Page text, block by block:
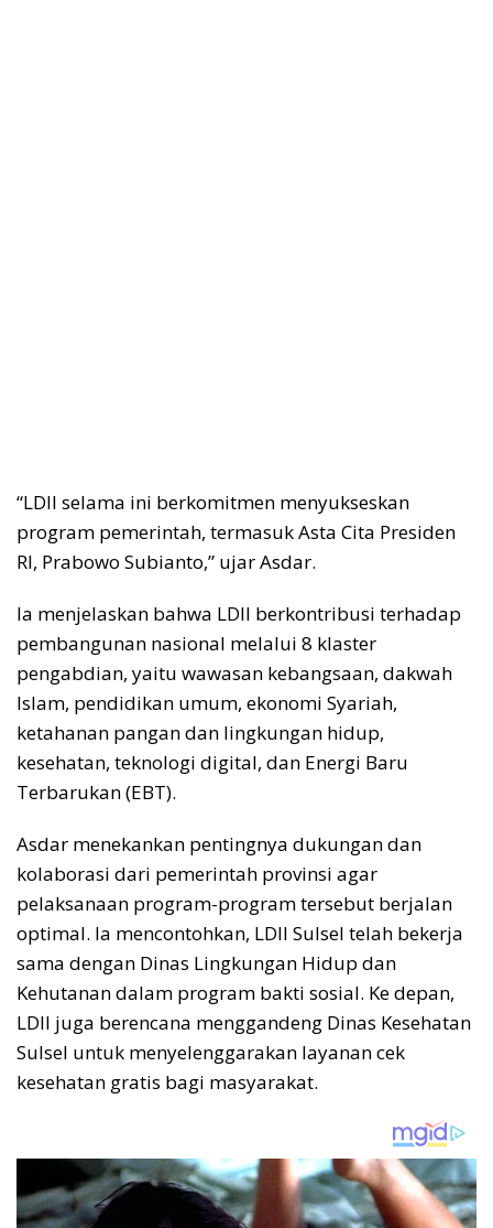
“LDII selama ini berkomitmen menyukseskan
program pemerintah, termasuk Asta Cita Presiden
RI, Prabowo Subianto,” ujar Asdar.
Ia menjelaskan bahwa LDII berkontribusi terhadap
pembangunan nasional melalui 8 klaster
pengabdian, yaitu wawasan kebangsaan, dakwah
Islam, pendidikan umum, ekonomi Syariah,
ketahanan pangan dan lingkungan hidup,
kesehatan, teknologi digital, dan Energi Baru
Terbarukan (EBT).
Asdar menekankan pentingnya dukungan dan
kolaborasi dari pemerintah provinsi agar
pelaksanaan program-program tersebut berjalan
optimal. Ia mencontohkan, LDII Sulsel telah bekerja
sama dengan Dinas Lingkungan Hidup dan
Kehutanan dalam program bakti sosial. Ke depan,
LDII juga berencana menggandeng Dinas Kesehatan
Sulsel untuk menyelenggarakan layanan cek
kesehatan gratis bagi masyarakat.